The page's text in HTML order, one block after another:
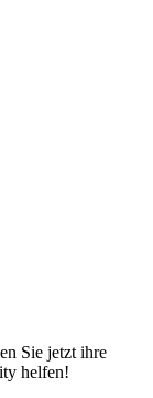
Sie jetzt ihre
helfen!